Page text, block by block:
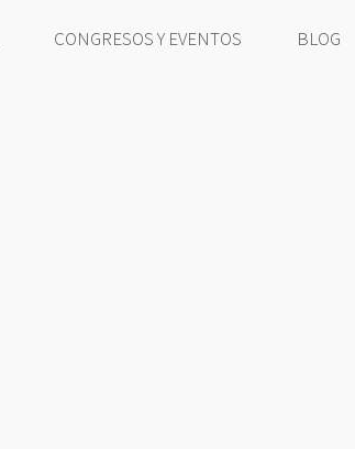
CONGRESOS Y EVENTOS BLOG